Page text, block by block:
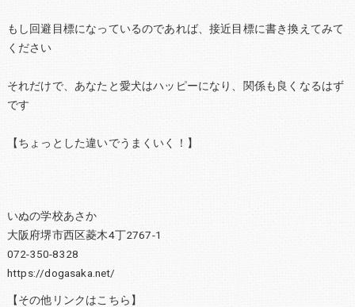
もし回避目標になっているのであれば、接近目標に書き換えてみて
ください
それだけで、あなたと愛犬はハッピーになり、関係も良くなるはず
です
【ちょっとした違いでうまくいく！】
いぬの学校あさか
大阪府堺市西区菱木4丁2767-1
072-350-8328
https://dogasaka.net/
【その他リンクはこちら】